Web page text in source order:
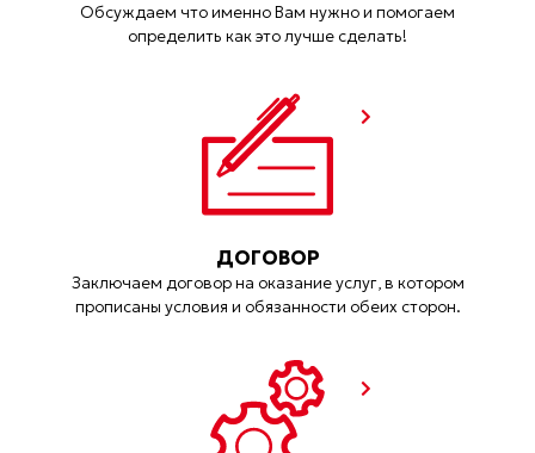
Обсуждаем что именно Вам нужно и помогаем
определить как это лучше сделать!
ДОГОВОР
Заключаем договор на оказание услуг, в котором
прописаны условия и обязанности обеих сторон.